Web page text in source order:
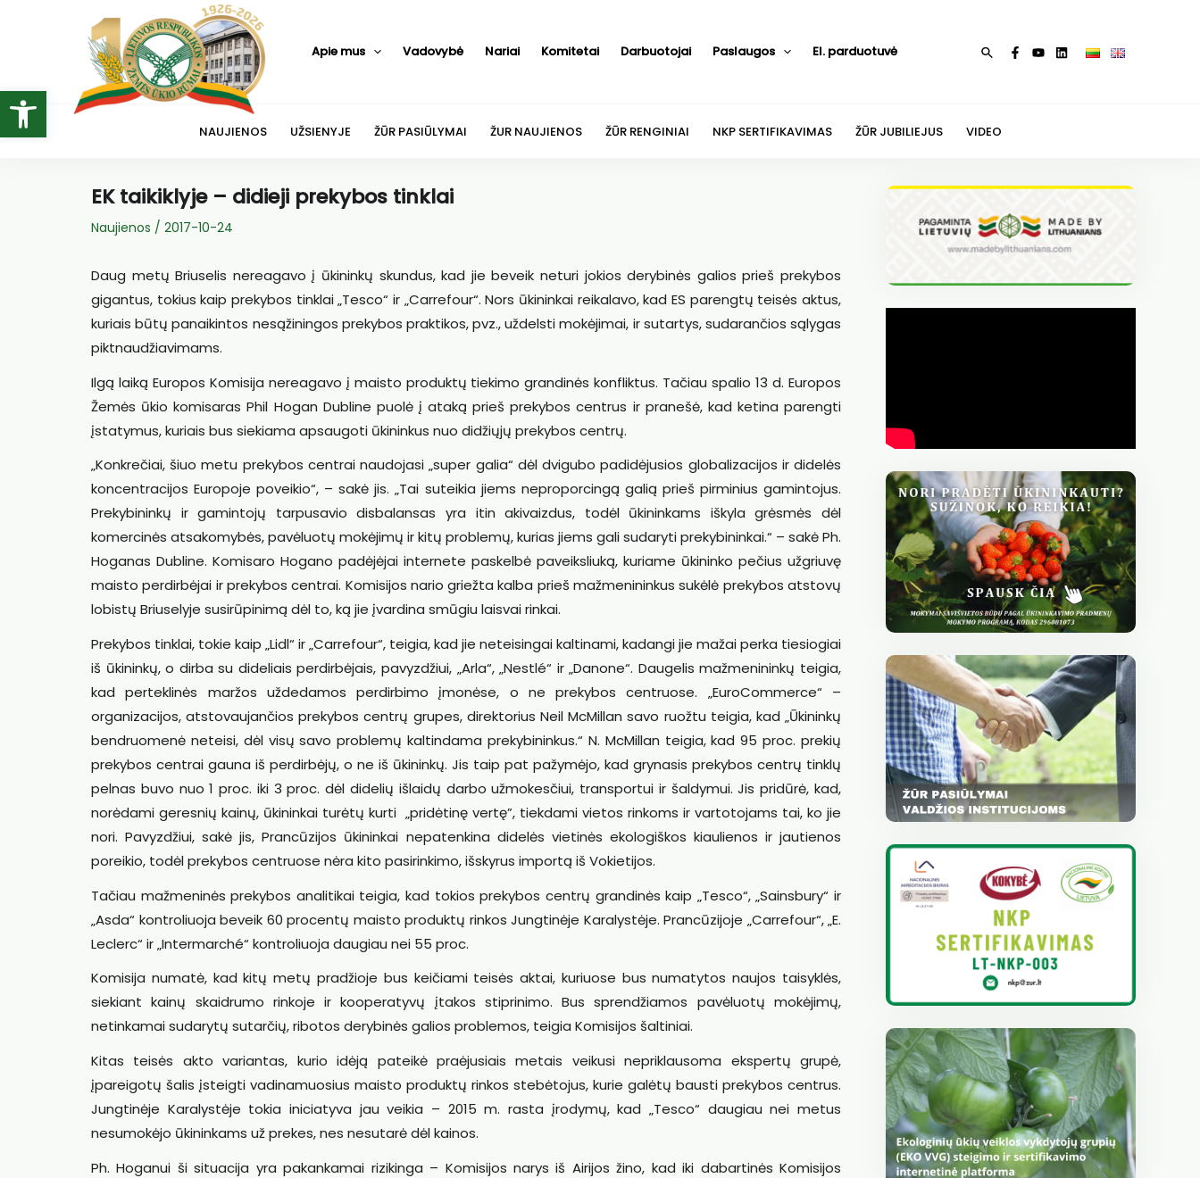
Open toolbar
Apie mus Vadovybė Nariai Komitetai Darbuotojai Paslaugos El. parduotuvė Paieška
NAUJIENOS UŽSIENYJE ŽŪR PASIŪLYMAI ŽUR NAUJIENOS ŽŪR RENGINIAI NKP SERTIFIKAVIMAS ŽŪR JUBILIEJUS VIDEO
EK taikiklyje – didieji prekybos tinklai
Naujienos / 2017-10-24
Daug metų Briuselis nereagavo į ūkininkų skundus, kad jie beveik neturi jokios derybinės galios prieš prekybos
gigantus, tokius kaip prekybos tinklai „Tesco“ ir „Carrefour“. Nors ūkininkai reikalavo, kad ES parengtų teisės aktus,
kuriais būtų panaikintos nesąžiningos prekybos praktikos, pvz., uždelsti mokėjimai, ir sutartys, sudarančios sąlygas
piktnaudžiavimams.
Ilgą laiką Europos Komisija nereagavo į maisto produktų tiekimo grandinės konfliktus. Tačiau spalio 13 d. Europos
Žemės ūkio komisaras Phil Hogan Dubline puolė į ataką prieš prekybos centrus ir pranešė, kad ketina parengti
įstatymus, kuriais bus siekiama apsaugoti ūkininkus nuo didžiųjų prekybos centrų.
„Konkrečiai, šiuo metu prekybos centrai naudojasi „super galia“ dėl dvigubo padidėjusios globalizacijos ir didelės
koncentracijos Europoje poveikio“, – sakė jis. „Tai suteikia jiems neproporcingą galią prieš pirminius gamintojus.
Prekybininkų ir gamintojų tarpusavio disbalansas yra itin akivaizdus, todėl ūkininkams iškyla grėsmės dėl
komercinės atsakomybės, pavėluotų mokėjimų ir kitų problemų, kurias jiems gali sudaryti prekybininkai.“ – sakė Ph.
Hoganas Dubline. Komisaro Hogano padėjėjai internete paskelbė paveiksliuką, kuriame ūkininko pečius užgriuvę
maisto perdirbėjai ir prekybos centrai. Komisijos nario griežta kalba prieš mažmenininkus sukėlė prekybos atstovų
lobistų Briuselyje susirūpinimą dėl to, ką jie įvardina smūgiu laisvai rinkai.
Prekybos tinklai, tokie kaip „Lidl“ ir „Carrefour“, teigia, kad jie neteisingai kaltinami, kadangi jie mažai perka tiesiogiai
iš ūkininkų, o dirba su dideliais perdirbėjais, pavyzdžiui, „Arla“, „Nestlé“ ir „Danone“. Daugelis mažmenininkų teigia,
kad perteklinės maržos uždedamos perdirbimo įmonėse, o ne prekybos centruose. „EuroCommerce“ –
organizacijos, atstovaujančios prekybos centrų grupes, direktorius Neil McMillan savo ruožtu teigia, kad „Ūkininkų
bendruomenė neteisi, dėl visų savo problemų kaltindama prekybininkus.“ N. McMillan teigia, kad 95 proc. prekių
prekybos centrai gauna iš perdirbėjų, o ne iš ūkininkų. Jis taip pat pažymėjo, kad grynasis prekybos centrų tinklų
pelnas buvo nuo 1 proc. iki 3 proc. dėl didelių išlaidų darbo užmokesčiui, transportui ir šaldymui. Jis pridūrė, kad,
norėdami geresnių kainų, ūkininkai turėtų kurti „pridėtinę vertę”, tiekdami vietos rinkoms ir vartotojams tai, ko jie
nori. Pavyzdžiui, sakė jis, Prancūzijos ūkininkai nepatenkina didelės vietinės ekologiškos kiaulienos ir jautienos
poreikio, todėl prekybos centruose nėra kito pasirinkimo, išskyrus importą iš Vokietijos.
Tačiau mažmeninės prekybos analitikai teigia, kad tokios prekybos centrų grandinės kaip „Tesco“, „Sainsbury“ ir
„Asda“ kontroliuoja beveik 60 procentų maisto produktų rinkos Jungtinėje Karalystėje. Prancūzijoje „Carrefour“, „E.
Leclerc“ ir „Intermarché“ kontroliuoja daugiau nei 55 proc.
Komisija numatė, kad kitų metų pradžioje bus keičiami teisės aktai, kuriuose bus numatytos naujos taisyklės,
siekiant kainų skaidrumo rinkoje ir kooperatyvų įtakos stiprinimo. Bus sprendžiamos pavėluotų mokėjimų,
netinkamai sudarytų sutarčių, ribotos derybinės galios problemos, teigia Komisijos šaltiniai.
Kitas teisės akto variantas, kurio idėją pateikė praėjusiais metais veikusi nepriklausoma ekspertų grupė,
įpareigotų šalis įsteigti vadinamuosius maisto produktų rinkos stebėtojus, kurie galėtų bausti prekybos centrus.
Jungtinėje Karalystėje tokia iniciatyva jau veikia – 2015 m. rasta įrodymų, kad „Tesco“ daugiau nei metus
nesumokėjo ūkininkams už prekes, nes nesutarė dėl kainos.
Ph. Hoganui ši situacija yra pakankamai rizikinga – Komisijos narys iš Airijos žino, kad iki dabartinės Komisijos